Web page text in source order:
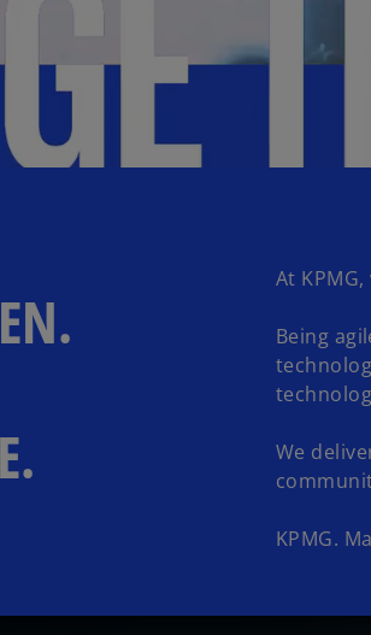
At
Being
We
KPMG.